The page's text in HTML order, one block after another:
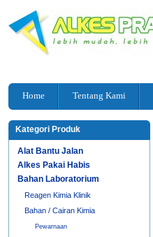
Home Tentang Kami
Kategori Produk
Alat Bantu Jalan
Alkes Pakai Habis
Bahan Laboratorium
Reagen Kimia Klinik
Bahan / Cairan Kimia
Pewarnaan